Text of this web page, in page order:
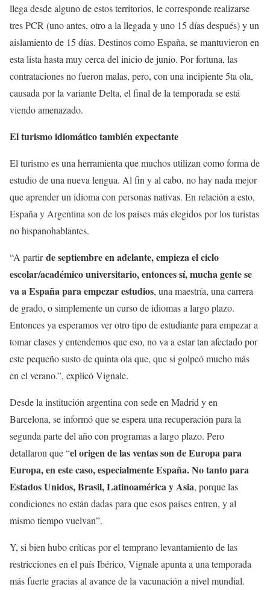
llega desde alguno de estos territorios, le corresponde realizarse
tres PCR (uno antes, otro a la llegada y uno 15 días después) y un
aislamiento de 15 días. Destinos como España, se mantuvieron en
esta lista hasta muy cerca del inicio de junio. Por fortuna, las
contrataciones no fueron malas, pero, con una incipiente 5ta ola,
causada por la variante Delta, el final de la temporada se está
viendo amenazado.
El turismo idiomático también expectante
El turismo es una herramienta que muchos utilizan como forma de
estudio de una nueva lengua. Al fin y al cabo, no hay nada mejor
que aprender un idioma con personas nativas. En relación a esto,
España y Argentina son de los países más elegidos por los turistas
no hispanohablantes.
“A partirde septiembre en adelante, empieza el ciclo
escolar/académico universitario, entonces sí, mucha gente se
va a España para empezar estudios, una maestría, una carrera
de grado, o simplemente un curso de idiomas a largo plazo.
Entonces ya esperamos ver otro tipo de estudiante para empezar a
tomar clases y entendemos que eso, no va a estar tan afectado por
este pequeño susto de quinta ola que, que si golpeó mucho más
en el verano.”, explicó Vignale.
Desde la institución argentina con sede en Madrid y en
Barcelona, se informó que se espera una recuperación para la
segunda parte del año con programas a largo plazo. Pero
detallaron que “el origen de las ventas son de Europa para
Europa, en este caso, especialmente España. No tanto para
Estados Unidos, Brasil, Latinoamérica y Asia, porque las
condiciones no están dadas para que esos países entren, y al
mismo tiempo vuelvan”.
Y, si bien hubo críticas por el temprano levantamiento de las
restricciones en el país Ibérico, Vignale apunta a una temporada
más fuerte gracias al avance de la vacunación a nivel mundial.